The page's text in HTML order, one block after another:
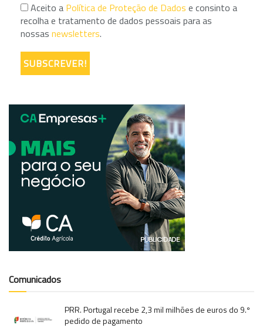
Aceito a Política de Proteção de Dados e consinto a
recolha e tratamento de dados pessoais para as
nossas newsletters.
Comunicados
PRR. Portugal recebe 2,3 mil milhões de euros do 9.º
pedido de pagamento